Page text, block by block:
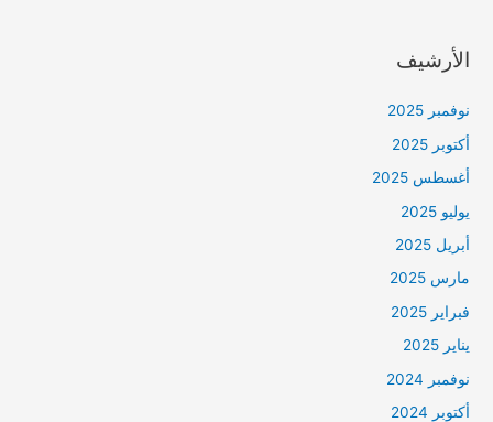
الأرشيف
نوفمبر 2025
أكتوبر 2025
أغسطس 2025
يوليو 2025
أبريل 2025
مارس 2025
فبراير 2025
يناير 2025
نوفمبر 2024
أكتوبر 2024